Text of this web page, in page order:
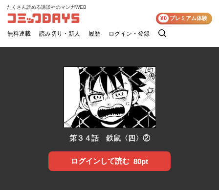
コミックDAYS
たくさん読める講談社のマンガWEB
無料連載 読み切り・新人 履歴 ログイン・登録
検
¥0 プレミアム体験
第３４話 鉄鼠〈四〉②
ログインして読む 80pt